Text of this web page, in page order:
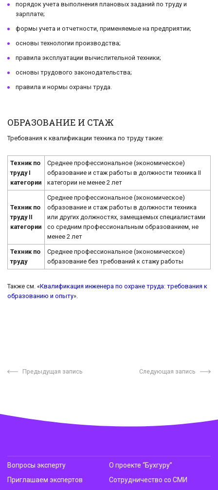
порядок учета выполнения плановых заданий по труду и
зарплате;
формы учета и отчетности, применяемые на предприятии;
основы технологии производства;
правила эксплуатации вычислительной техники;
основы трудового законодательства;
правила и нормы охраны труда.
ОБРАЗОВАНИЕ И СТАЖ
Требования к квалификации техника по труду такие:
Техник по
труду I
категории
Среднее профессиональное (экономическое)
образование и стаж работы в должности техника II
категории не менее 2 лет
Техник по
труду II
категории
Среднее профессиональное (экономическое)
образование и стаж работы в должности техника
или других должностях, замещаемых специалистами
со средним профессиональным образованием, не
менее 2 лет
Техник по
труду
Среднее профессиональное (экономическое)
образование без требований к стажу работы
Также см. «Квалификация инженера по охране труда: требования к
образованию и опыту».
Предыдущая запись Следующая запись
Вопросы эксперту
Приглашаем экспертов
О проекте “Бухгуру”
Сотрудничество со СМИ